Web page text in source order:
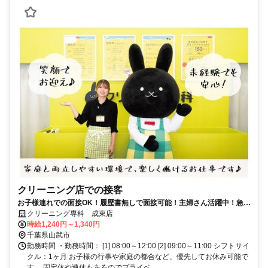
クリーニング店での接客
お子様連れでの面接OK！履歴書無しで面接可能！主婦さん活躍中！急な
体調不良もサポート体制万全！
クリーニング専科 成東店
時給1,240円～1,340円
千葉県山武市
勤務時間 ・勤務時間： [1] 08:00～12:00 [2] 09:00～11:00 シフトサイ
クル：1ヶ月 お子様の行事や家庭の都合など、優先してお休み可能で